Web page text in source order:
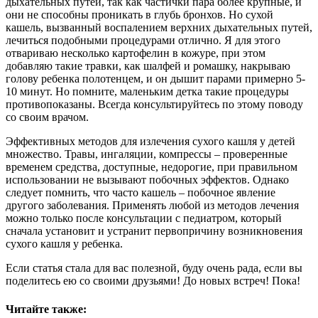
они не способны проникать в глубь бронхов. Но сухой
кашель, вызванный воспалением верхних дыхательных путей,
лечиться подобными процедурами отлично. Я для этого
отвариваю несколько картофелин в кожуре, при этом
добавляю такие травки, как шалфей и ромашку, накрываю
голову ребенка полотенцем, и он дышит парами примерно 5-
10 минут. Но помните, маленьким детка такие процедуры
противопоказаны. Всегда консультируйтесь по этому поводу
со своим врачом.
Эффективных методов для излечения сухого кашля у детей
множество. Травы, ингаляции, компрессы – проверенные
временем средства, доступные, недорогие, при правильном
использовании не вызывают побочных эффектов. Однако
следует помнить, что часто кашель – побочное явление
другого заболевания. Применять любой из методов лечения
можно только после консультации с педиатром, который
сначала установит и устранит первопричину возникновения
сухого кашля у ребенка.
Если статья стала для вас полезной, буду очень рада, если вы
поделитесь ею со своими друзьями! До новых встреч! Пока!
Читайте также: